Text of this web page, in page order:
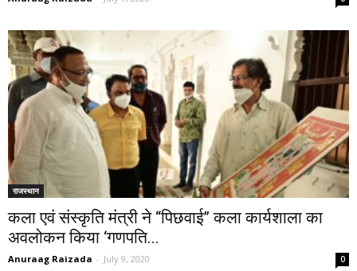
राजस्थान
कला एवं संस्कृति मंत्री ने ‘‘पिछवाई’’ कला कार्यशाला का
अवलोकन किया ‘गणपति...
Anuraag Raizada - July 9, 2020 0